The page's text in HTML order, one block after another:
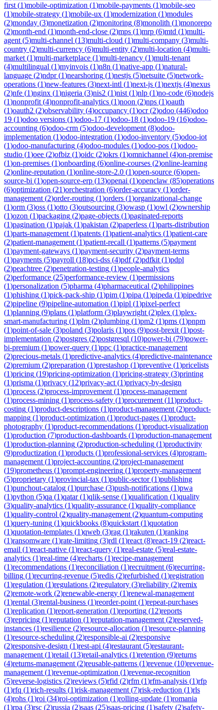
first (1)mobile-optimization (1)mobile-payments (1)mobile-seo
(1)mobile-strategy (1)mobile-ux (1)modernization (1)modules
(2)monday (3)monetization (2)monitoring (8)monolith (1)monorepo
(2)month-end (1)month-end-close (2)mps (1)mrp (6)mtd (1)multi-
agent (5)multi-channel (13)multi-cloud (1)multi-company (3)multi-
country (2)multi-currency (6)multi-entity (2)multi-location (4)multi-
market (1)multi-marketplace (1)multi-tenancy (1)multi-tenant
(4)multilingual (1)myinvois (1)n8n (1)native-app (1)natural-
language (2)ndpr(1)nearshoring (1)nestjs (5)netsuite (5)network-
operations (1)new-features (3)next-intl (1)next-js (1)nextjs (4)nexus
(2)nfe (1)nginx (1)nigeria (3)nis2 (1)nist (1)nlp (1)no-code (6)nodejs
(1)nonprofit (4)nonprofit-analytics (1)noon (2)nps (1)oauth
(1)oauth2 (2)observability (4)occupancy (1)ocr(2)odoo (446)odoo
19 (1)odoo versions (1)odoo-17 (1)odoo-18 (1)odoo-19 (16)odoo-
accounting (6)odoo-crm (5)odoo-development (8)odoo-
implementation (1)odoo-integration (1)odoo-inventory (5)odoo-iot
(1)odoo-manufacturing (4)odoo-modules (1)odoo-pos (1)odoo-
studio (1)oee (2)ofbiz (1)oidc (2)okrs (1)omnichannel (4)on-premise
(1)on-premises (1)onboarding (6)online-courses (2)online-learning
(2)online-reputation (1)online-store-2.0 (1)open-source (6)open-
source-bi (1)open-source-erp (13)openai (1)openclaw (85)operations
(6)optimization (21)orchestration (6)order-accuracy (1)order-
management (2)order-routing (1)orders (1)organizational-change
(1)orm (3)oss (1)otto (3)outsourcing (3)owasp (1)owl (2)ownership
(1)ozon (1)packaging (2)page-objects (1)paginated-reports
(1)pagination (1)pajak (1)pakistan (2)paperless (1)parts-distribution
(1)parts-management (1)patents (1)patient-analytics (1)patient-care
(2)patient-management (1)patient-recall (1)patterns (5)payment
(1)payment-gateways (1)payment-security (2)payment-terms
(1)payments (5)payroll (18)pci-dss (4)pdf(2)pdfkit (1)pdpl
(2)peachtree (2)penetration-testing (1)people-analytics
(2)performance (25)performance-review (1)permissions
(1)personalization (5)pharma (4)pharmaceutical (2)philippines
(1)phishing (1)pick-pack-ship (1)pim (1)pipa (1)pipeda (1)pipedrive
(2)pipeline (9)pipeline-automation (1)pipl (1)pixel-perfect
(1)planning (9)plans (1)platform (3)playwright (2)plex (1)plex-
smart-manufacturing (1)plm (2)plumbing (1)pm2 (1)pms (1)pnpm
(1)point-of-sale (3)poland (3)polaris (1)pos (9)post-brexit (1)post-
implementation (2)postgres (2)postgresql (10)power-bi (79)power-
bi-premium (1)power-query (1)ppc (1)practice-management
(2)precious-metals (1)predictive-analytics (4)predictive-maintenance
(2)premium (2)preparation (1)prestashop (1)preventive (1)pricelists
(1)pricing (19)pricing-optimization (1)pricing-strategy (3)printing
(1)prisma (1)privacy (12)privacy-act (1)privacy-by-design
(1)process (2)process-improvement (1)process-management
(1)process-mining (1)process-safety (1)procurement (11)product-
costing (1)product-descriptions (1)product-management (2)product-
mapping (1)product-optimization (1)product-pages (1)product-
photography (1)product-recommendations (1)product-visualization
(1)production (7)production-dashboards (1)production-management
(1)production-planning (2)production-scheduling (1)productivity
(9)productization (1)products (1)professional-services (4)program-
management (1)project-accounting (2)project-management
(19)prometheus (1)prompt-engineering (1)property-management
(5)proprietary (1)provincial-tax (1)public-sector(1)publishing
(1)punchout-catalog (1)purchase (3)push-notifications (1)pwa
(1)python (5)qa (1)qatar(1)qlik-sense (1)qualification (1)quality
(3)quality-analytics (1)quality-assurance (1)quality-compliance
(1)quality-control (2)quality-management (2)quantum-computing
(1)query-tuning (1)quickbooks (8)quickstart (1)quotation
(1)quotation-templates (1)qweb (3)rag (1)rakuten (1)ranking
(1)ransomware (1)rate-limiting (3)rdl (1)react (8)react-19 (2)react-
email (1)react-native (1)react-query (1)real-estate (5)real-estate-
analytics (1)real-time (4)recharts (1)recipe-management
(1)recommendations (1)reconciliation (1)recruitment (6)recurring-
billing (1)recurring-revenue (5)redis (2)refurbished (1)registration
(1)regulation (1)regulations (2)regulatory (3)reliability (2)remix
(2)remote-work (2)renewable-energy (1)renewal-management
(1)rental (3)rental-business (1)reorder-point (1)repeat-purchases
(1)replication (1)report-generation (1)reporting (12)reports
(3)repricing (1)reputation (1)reputation-management (2)reserved-
instances (1)resilience (2)resource-allocation (1)resource-planning
(1)resource-scheduling (2)responsible-ai (2)responsive
(2)responsive-design (1)rest-api (4)restaurant (5)restaurant-
management (1)retail (13)retail-analytics (1)retention (9)returns
(4)returns-management (2)reusable-patterns (1)revenue (10)revenue-
management (1)revenue-optimization (1)revenue-recognition
(5)reverse-logistics (2)reviews (5)rfid (2)rfm (1)rfm-analysis (1)rfp
(1)rfq (1)rich-results (1)risk-management (7)risk-reduction (1)rls
(4)rohs (1)roi (34)roi-optimization (1)rolling-update (1)romania
(1)rpa (3)rsc (2)russia (2)saas (25)saas-pricing (1)safety (2)safety-